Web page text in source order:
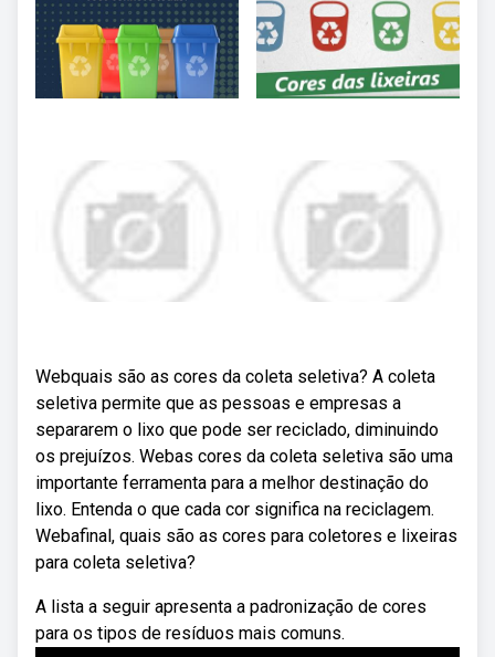
Webquais são as cores da coleta seletiva? A coleta
seletiva permite que as pessoas e empresas a
separarem o lixo que pode ser reciclado, diminuindo
os prejuízos. Webas cores da coleta seletiva são uma
importante ferramenta para a melhor destinação do
lixo. Entenda o que cada cor significa na reciclagem.
Webafinal, quais são as cores para coletores e lixeiras
para coleta seletiva?
A lista a seguir apresenta a padronização de cores
para os tipos de resíduos mais comuns.